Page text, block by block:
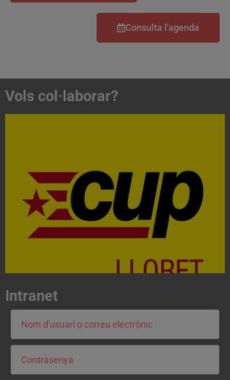
Consulta l'agenda
Vols col·laborar?
Contacta'ns i treballa per fer realitat el projecte de
l'esquerra independentista i anticapitalista
CONTACTA
Intranet